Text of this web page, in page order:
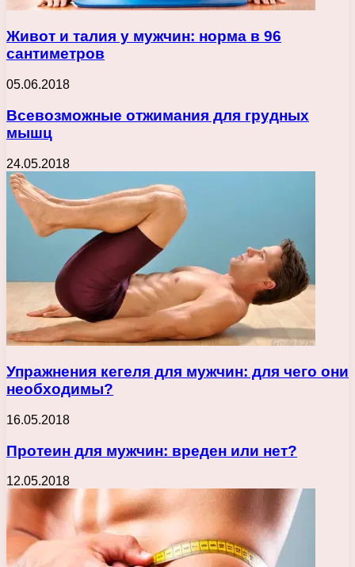
Живот и талия у мужчин: норма в 96
сантиметров
05.06.2018
Всевозможные отжимания для грудных
мышц
24.05.2018
Упражнения кегеля для мужчин: для чего они
необходимы?
16.05.2018
Протеин для мужчин: вреден или нет?
12.05.2018